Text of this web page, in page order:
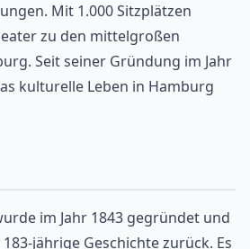
Mit 1.000 Sitzplätzen
zu den mittelgroßen
Seit seiner Gründung im Jahr
kulturelle Leben in Hamburg
im Jahr 1843 gegründet und
jährige Geschichte zurück. Es